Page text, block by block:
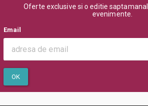
Oferte exclusive si o editie
evenimente.
Email
OK